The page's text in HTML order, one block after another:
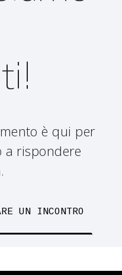
è qui per
a rispondere
UN INCONTRO